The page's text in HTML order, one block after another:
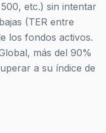
etc.) sin intentar
(TER entre
los fondos activos.
más del 90%
a su índice de